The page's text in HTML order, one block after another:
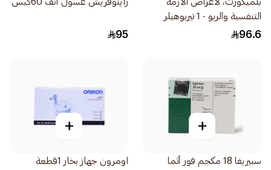
التنفسية والربو - 1 تيربوهيلر
1قطعة
96.6
95
+
سبيريفا 18 مكجم فور أثما
+
اومرون جهاز بخار 1قطعة